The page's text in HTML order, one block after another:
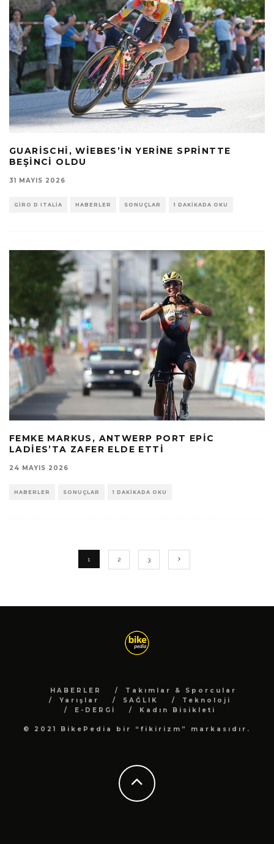
GUARISCHI, WIEBES’IN YERINE SPRINTTE
BEŞINCI OLDU
31 MAYIS 2026
GIRO D ITALIA HABERLER SONUÇLAR 1 DAKIKADA OKU
FEMKE MARKUS, ANTWERP PORT EPIC
LADIES’TA ZAFER ELDE ETTI
24 MAYIS 2026
HABERLER SONUÇLAR 1 DAKIKADA OKU
1 2 3
HABERLER
Takımlar & Sporcular
Yarışlar
SAĞLIK
Teknoloji
E-DERGİ
Kadın Bisikleti
© 2021 BikePedia bir “fikirizm” markasıdır.